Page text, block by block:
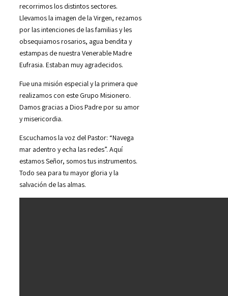
recorrimos los distintos sectores.
Llevamos la imagen de la Virgen, rezamos
por las intenciones de las familias y les
obsequiamos rosarios, agua bendita y
estampas de nuestra Venerable Madre
Eufrasia. Estaban muy agradecidos.
Fue una misión especial y la primera que
realizamos con este Grupo Misionero.
Damos gracias a Dios Padre por su amor
y misericordia.
Escuchamos la voz del Pastor: “Navega
mar adentro y echa las redes”. Aquí
estamos Señor, somos tus instrumentos.
Todo sea para tu mayor gloria y la
salvación de las almas.